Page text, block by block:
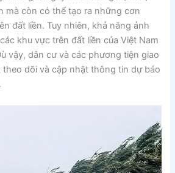
mà còn có thể tạo ra những cơn
đất liền. Tuy nhiên, khả năng ảnh
khu vực trên đất liền của Việt Nam
vậy, dân cư và các phương tiện giao
dõi và cập nhật thông tin dự báo